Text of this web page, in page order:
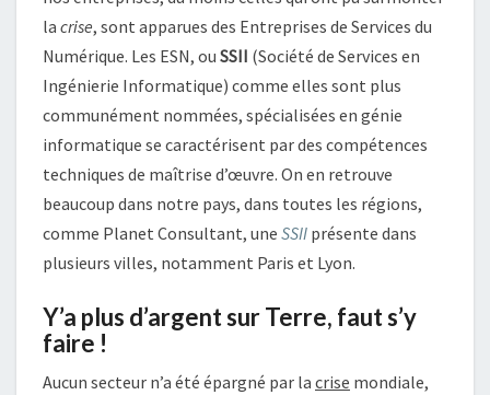
la crise, sont apparues des Entreprises de Services du
Numérique. Les ESN, ou SSII (Société de Services en
Ingénierie Informatique) comme elles sont plus
communément nommées, spécialisées en génie
informatique se caractérisent par des compétences
techniques de maîtrise d’œuvre. On en retrouve
beaucoup dans notre pays, dans toutes les régions,
comme Planet Consultant, une SSII présente dans
plusieurs villes, notamment Paris et Lyon.
Y’a plus d’argent sur Terre, faut s’y
faire !
Aucun secteur n’a été épargné par la crise mondiale,